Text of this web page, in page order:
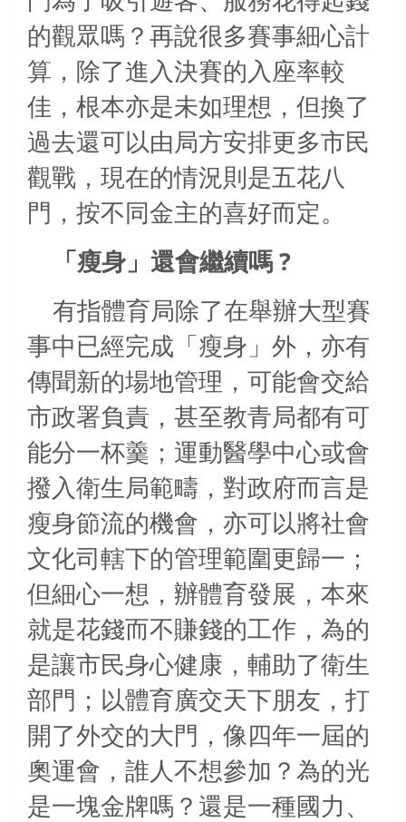
的觀眾嗎？再說很多賽事細心計
算，除了進入決賽的入座率較
佳，根本亦是未如理想，但換了
過去還可以由局方安排更多市民
觀戰，現在的情況則是五花八
門，按不同金主的喜好而定。
「瘦身」還會繼續嗎 ?
有指體育局除了在舉辦大型賽
事中已經完成「瘦身」外，亦有
傳聞新的場地管理，可能會交給
市政署負責，甚至教青局都有可
能分一杯羹；運動醫學中心或會
撥入衛生局範疇，對政府而言是
瘦身節流的機會，亦可以將社會
文化司轄下的管理範圍更歸一；
但細心一想，辦體育發展，本來
就是花錢而不賺錢的工作，為的
是讓市民身心健康，輔助了衛生
部門；以體育廣交天下朋友，打
開了外交的大門，像四年一屆的
奧運會，誰人不想參加？為的光
是一塊金牌嗎？還是一種國力、